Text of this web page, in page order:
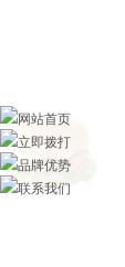
网站首页
立即拨打
品牌优势
联系我们